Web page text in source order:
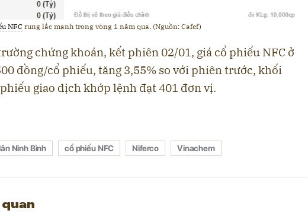
NFC rung lắc mạnh trong vòng 1 năm qua. (Nguồn: Cafef)
chứng khoán, kết phiên 02/01, giá cổ phiếu NFC ở
đồng/cổ phiếu, tăng 3,55% so với phiên trước, khối
giao dịch khớp lệnh đạt 401 đơn vị.
Ninh Bình cổ phiếu NFC Niferco Vinachem